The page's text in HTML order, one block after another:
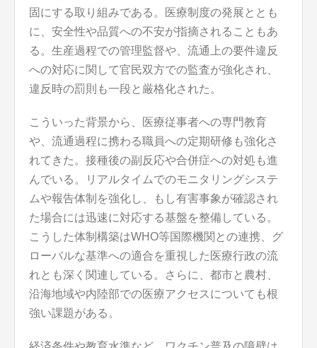
固にする取り組みである。医療制度の発展ととも
に、安全性や品質への不安が指摘されることもあ
る。生産過程での管理監督や、流通上の要件違反
への対応に関して官民双方での監査が強化され、
違反時の罰則も一段と厳格化された。
こういった背景から、医療従事者への専門教育
や、流通過程に携わる職員への定期研修も強化さ
れてきた。接種後の副反応や合併症への対処も進
んでいる。リアルタイムでのモニタリングシステ
ムや報告体制を強化し、もし有害事象が確認され
た場合には迅速に対応する基盤を整備している。
こうした体制構築はWHO等国際機関との連携、グ
ローバルな基準への適合を重視した医療行政の流
れとも深く関連している。さらに、都市と農村、
沿海地域や内陸部での医療アクセスについても根
強い課題がある。